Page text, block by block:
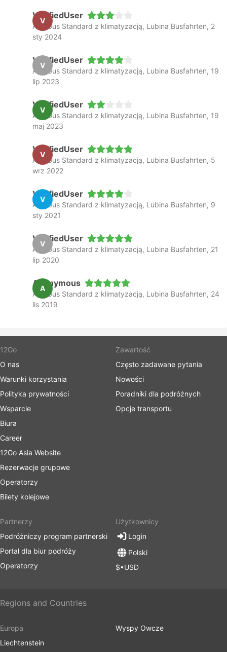
V
VerifiedUser
Autobus Standard z klimatyzacją, Lubina Busfahrten, 2
sty 2024
V
VerifiedUser
Autobus Standard z klimatyzacją, Lubina Busfahrten, 19
lip 2023
V
VerifiedUser
Autobus Standard z klimatyzacją, Lubina Busfahrten, 19
maj 2023
V
VerifiedUser
Autobus Standard z klimatyzacją, Lubina Busfahrten, 5
wrz 2022
V
VerifiedUser
Autobus Standard z klimatyzacją, Lubina Busfahrten, 9
sty 2021
V
VerifiedUser
Autobus Standard z klimatyzacją, Lubina Busfahrten, 21
lip 2020
A
Anonymous
Autobus Standard z klimatyzacją, Lubina Busfahrten, 24
lis 2019
12Go
O nas
Warunki korzystania
Polityka prywatności
Wsparcie
Biura
Career
12Go Asia Website
Rezerwacje grupowe
Operatorzy
Bilety kolejowe
Zawartość
Często zadawane pytania
Nowości
Poradniki dla podróżnych
Opcje transportu
Partnerzy
Podróżniczy program partnerski
Portal dla biur podróży
Operatorzy
Użytkownicy
Login
Polski
$•USD
Regions and Countries
Europa
Liechtenstein
Wyspy Owcze